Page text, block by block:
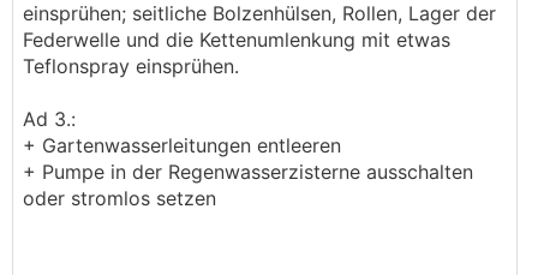
einsprühen; seitliche Bolzenhülsen, Rollen, Lager der
Federwelle und die Kettenumlenkung mit etwas
Teflonspray einsprühen.
Ad 3.:
+ Gartenwasserleitungen entleeren
+ Pumpe in der Regenwasserzisterne ausschalten
oder stromlos setzen